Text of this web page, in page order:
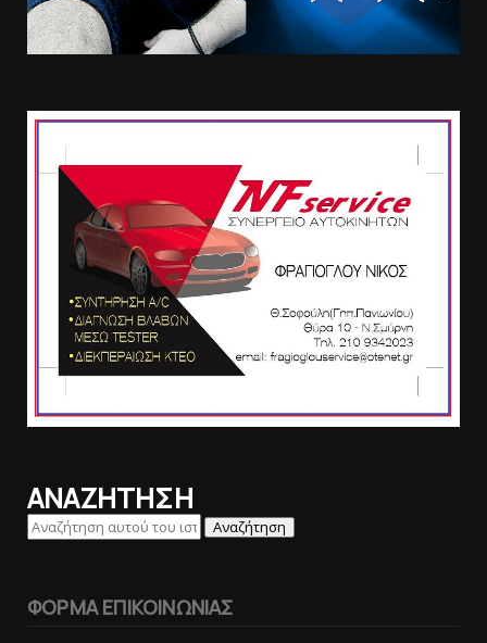
ΑΝΑΖΗΤΗΣΗ
ΦΟΡΜΑ ΕΠΙΚΟΙΝΩΝΙΑΣ